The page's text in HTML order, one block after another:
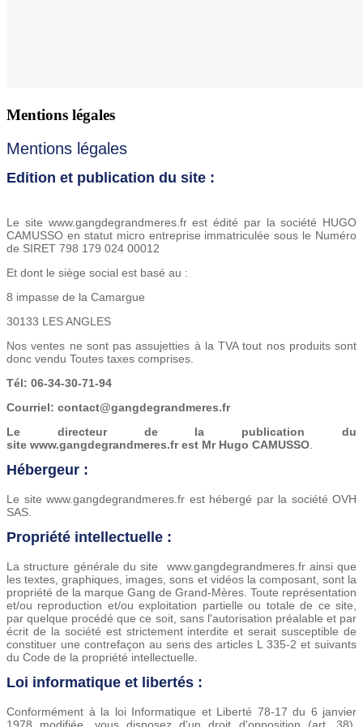
Mentions légales
Mentions légales
Edition et publication du site :
Le site www.gangdegrandmeres.fr est édité par la société HUGO
CAMUSSO en statut micro entreprise immatriculée sous le Numéro
de SIRET 798 179 024 00012
Et dont le siège social est basé au :
8 impasse de la Camargue
30133 LES ANGLES
Nos ventes ne sont pas assujetties à la TVA tout nos produits sont
donc vendu Toutes taxes comprises.
Tél: 06-34-30-71-94
Courriel: contact@gangdegrandmeres.fr
Le directeur de la publication du
site www.gangdegrandmeres.frest Mr Hugo CAMUSSO.
Hébergeur :
Le site www.gangdegrandmeres.fr est hébergé par la société OVH
SAS.
Propriété intellectuelle :
La structure générale du site www.gangdegrandmeres.fr ainsi que
les textes, graphiques, images, sons et vidéos la composant, sont la
propriété de la marque Gang de Grand-Mères. Toute représentation
et/ou reproduction et/ou exploitation partielle ou totale de ce site,
par quelque procédé que ce soit, sans l'autorisation préalable et par
écrit de la société est strictement interdite et serait susceptible de
constituer une contrefaçon au sens des articles L 335-2 et suivants
du Code de la propriété intellectuelle.
Loi informatique et libertés :
Conformément à la loi Informatique et Liberté 78-17 du 6 janvier